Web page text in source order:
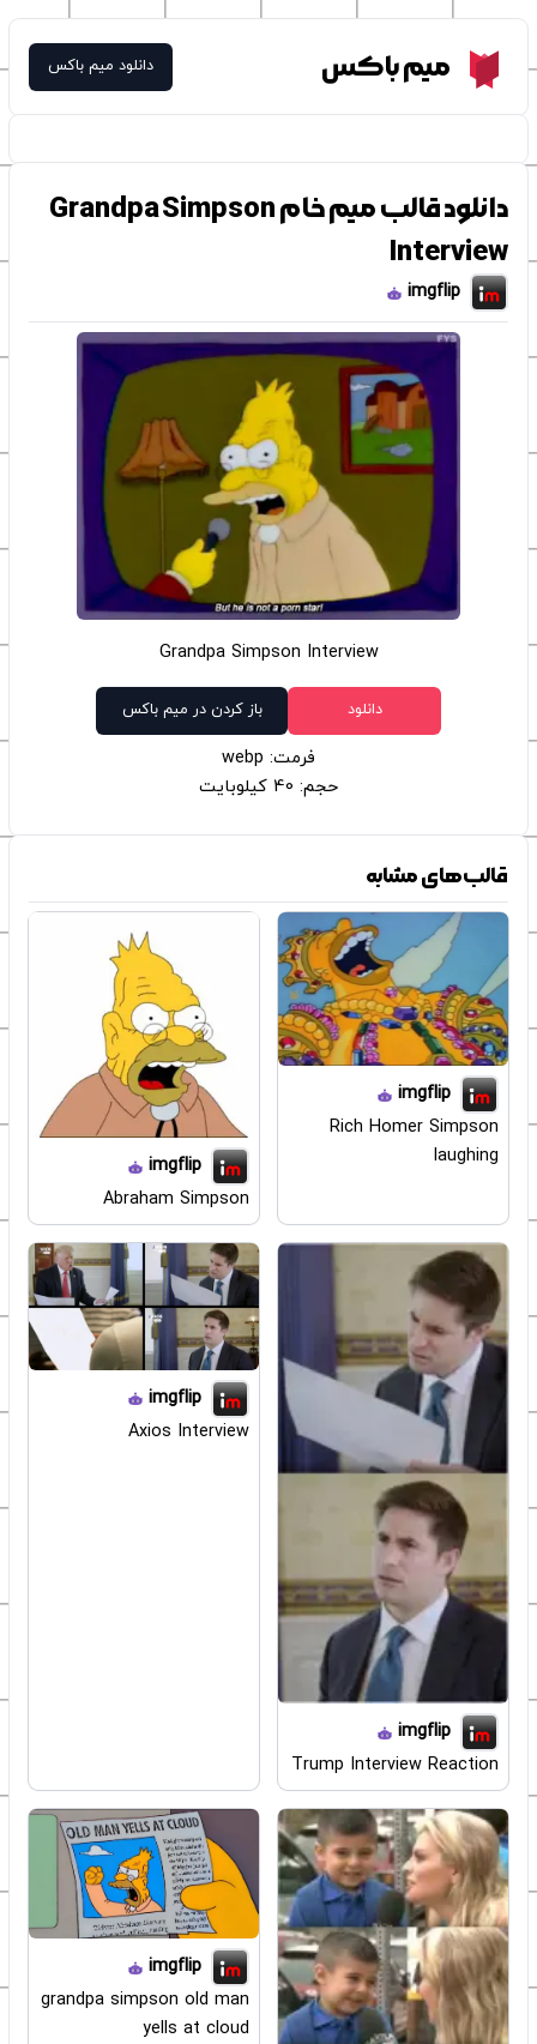
Meme Boxمیم باکس دانلود میم باکس
دانلود قالب میم خام Grandpa Simpson
Interview
imgflip
Grandpa Simpson Interview
دانلود باز کردن در میم باکس
فرمت: webp
حجم: 40 کیلوبایت
قالب‌های مشابه
imgflip
Rich Homer Simpson
laughing
imgflip
Abraham Simpson
imgflip
Trump Interview Reaction
imgflip
Axios Interview
imgflip
grandpa simpson old man
yells at cloud